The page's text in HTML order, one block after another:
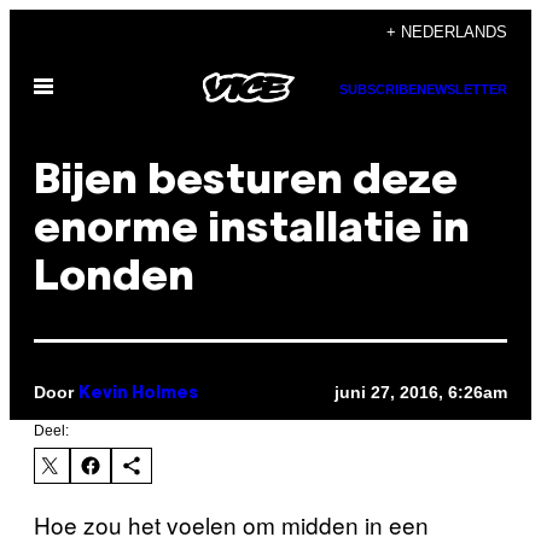
de
+ NEDERLANDS
Open
SUBSCRIBENEWSLETTER
Bijen besturen deze
enorme installatie in
Londen
Door Kevin Holmes juni 27, 2016, 6:26am
Deel:
Hoe zou het voelen om midden in een